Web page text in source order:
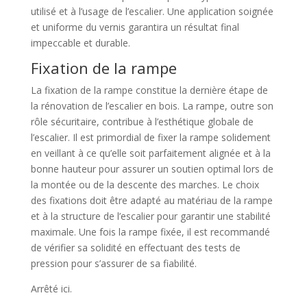
utilisé et à l’usage de l’escalier. Une application soignée
et uniforme du vernis garantira un résultat final
impeccable et durable.
Fixation de la rampe
La fixation de la rampe constitue la dernière étape de
la rénovation de l’escalier en bois. La rampe, outre son
rôle sécuritaire, contribue à l’esthétique globale de
l’escalier. Il est primordial de fixer la rampe solidement
en veillant à ce qu’elle soit parfaitement alignée et à la
bonne hauteur pour assurer un soutien optimal lors de
la montée ou de la descente des marches. Le choix
des fixations doit être adapté au matériau de la rampe
et à la structure de l’escalier pour garantir une stabilité
maximale. Une fois la rampe fixée, il est recommandé
de vérifier sa solidité en effectuant des tests de
pression pour s’assurer de sa fiabilité.
Arrêté ici.